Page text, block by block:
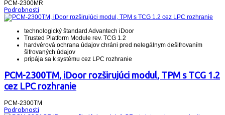
PCM-2300MR
Podrobnosti
technologický štandard Advantech iDoor
Trusted Platform Module rev. TCG 1.2
hardvérová ochrana údajov chráni pred nelegálnym dešifrovaním
šifrovaných údajov
pripája sa k systému cez LPC rozhranie
PCM-2300TM, iDoor rozširujúci modul, TPM s TCG 1.2
cez LPC rozhranie
PCM-2300TM
Podrobnosti